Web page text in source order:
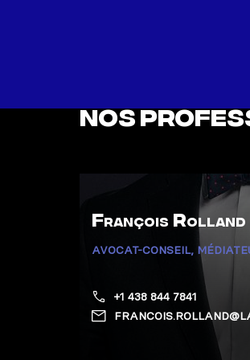
Nos
François Rolland
AVOCAT-CONSEIL,
+1 438 844 7841